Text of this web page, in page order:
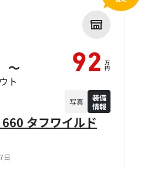
日
タフワイルド
～ 92 万
円
ト
写真
装備
情報